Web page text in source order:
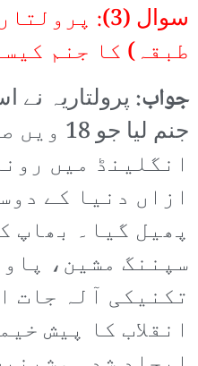
سوال (3):
طبقہ) کا جنم
جواب:پرولتاریہ
جنم لیا
انگلینڈ میں
ازاں دنیا کے
پھیل گیا۔ بھاپ
سپننگ مشین،
تکنیکی آلہ جات
انقلاب کا پیش